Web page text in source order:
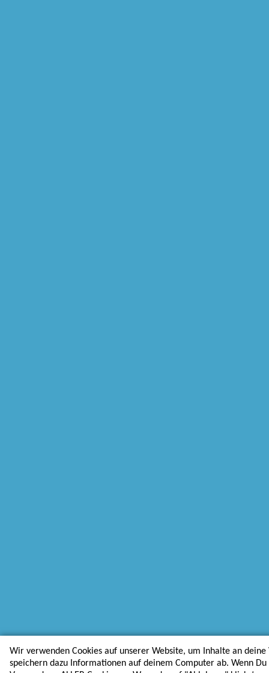
Wir verwenden Cookies auf unserer Website, um Inhalte an deine
speichern dazu Informationen auf deinem Computer ab. Wenn